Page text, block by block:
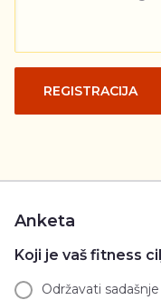
REGISTRACIJA
Anketa
Koji je vaš fitness
Održavati